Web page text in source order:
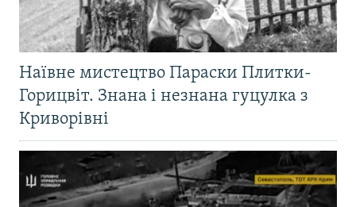
Наївне мистецтво Параски Плитки-
Горицвіт. Знана і незнана гуцулка з
Криворівні